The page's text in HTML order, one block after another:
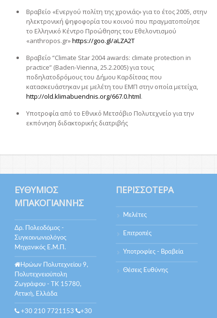
Βραβείο «Ενεργού πολίτη της χρονιάς» για το έτος 2005, στην
ηλεκτρονική ψηφοφορία του κοινού που πραγματοποίησε
το Ελληνικό Κέντρο Προώθησης του Εθελοντισμού
«anthropos.gr»https://goo.gl/aLZA2T
Βραβείο “Climate Star 2004 awards: climate protection in
practice” (Baden-Vienna, 25.2.2005) για τους
ποδηλατοδρόμους του Δήμου Καρδίτσας που
κατασκευάστηκαν με μελέτη του ΕΜΠ στην οποία μετείχα,
http://old.klimabuendnis.org/667.0.html.
Υποτροφία από το Εθνικό Μετσόβιο Πολυτεχνείο για την
εκπόνηση διδακτορικής διατριβής
ΕΥΘΎΜΙΟΣ
ΜΠΑΚΟΓΙΆΝΝΗΣ
Δρ. Πολεοδόμος -
Συγκοινωνιολόγος
Μηχανικός Ε.Μ.Π.
Ηρώων Πολυτεχνείου 9,
Πολυτεχνειούπολη
Ζωγράφου - ΤΚ 15780,
Αττική, Ελλάδα
+30 210 7721153 +30
ΠΕΡΙΣΣΌΤΕΡΑ
Μελέτες
Επιτροπές
Υποτροφίες - Βραβεία
Θέσεις Ευθύνης